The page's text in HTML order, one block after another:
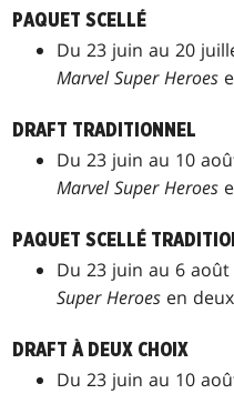
PAQUET SCELLÉ
Du 23 juin au 20
Marvel Super Heroes
DRAFT TRADITIONNEL
Du 23 juin au 10
Marvel Super Heroes
PAQUET SCELLÉ
Du 23 juin au 6
Super Heroes en
DRAFT À DEUX CHOIX
Du 23 juin au 10